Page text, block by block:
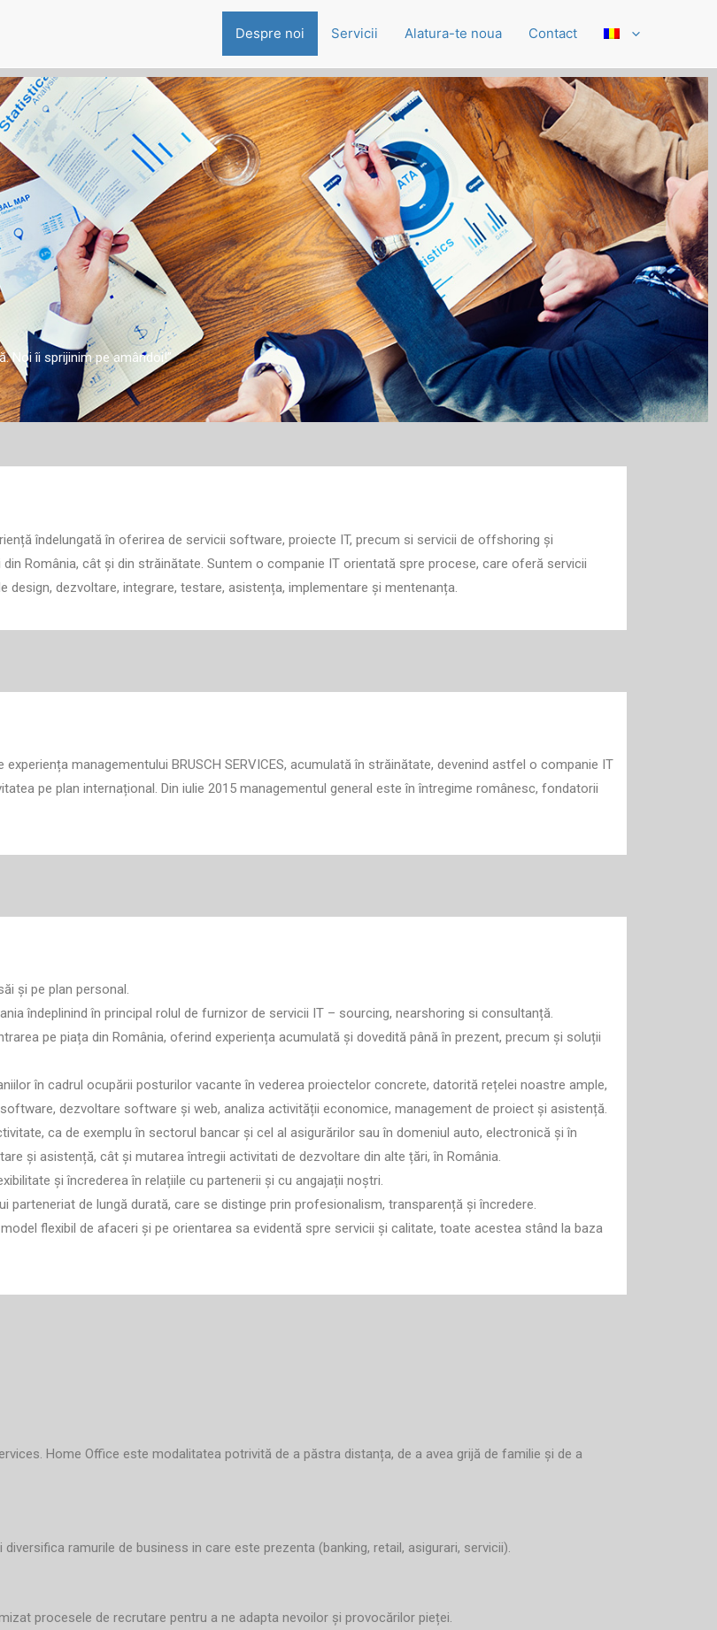
Despre noi Servicii Alatura-te noua Contact
Noi îi sprijinim pe amândoi!”
îndelungată în oferirea de servicii software, proiecte IT, precum si servicii de offshoring și
România, cât și din străinătate. Suntem o companie IT orientată spre procese, care oferă servicii
dezvoltare, integrare, testare, asistența, implementare și mentenanța.
managementului BRUSCH SERVICES, acumulată în străinătate, devenind astfel o companie IT
pe plan internațional. Din iulie 2015 managementul general este în întregime românesc, fondatorii
și pe plan personal.
îndeplinind în principal rolul de furnizor de servicii IT – sourcing, nearshoring si consultanță.
pe piața din România, oferind experiența acumulată și dovedită până în prezent, precum și soluții
în cadrul ocupării posturilor vacante în vederea proiectelor concrete, datorită rețelei noastre ample,
dezvoltare software și web, analiza activității economice, management de proiect și asistență.
ca de exemplu în sectorul bancar și cel al asigurărilor sau în domeniul auto, electronică și în
și asistență, cât și mutarea întregii activitati de dezvoltare din alte țări, în România.
și încrederea în relațiile cu partenerii și cu angajații noștri.
parteneriat de lungă durată, care se distinge prin profesionalism, transparență și încredere.
flexibil de afaceri și pe orientarea sa evidentă spre servicii și calitate, toate acestea stând la baza
Home Office este modalitatea potrivită de a păstra distanța, de a avea grijă de familie și de a
ramurile de business in care este prezenta (banking, retail, asigurari, servicii).
procesele de recrutare pentru a ne adapta nevoilor și provocărilor pieței.